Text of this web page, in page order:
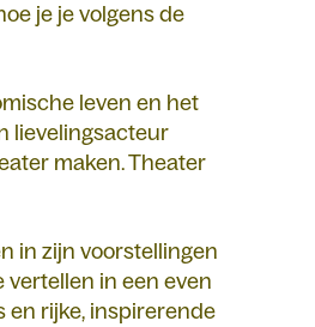
je je volgens de
leven en het
lievelingsacteur
maken. Theater
in zijn voorstellingen
vertellen in een even
en rijke, inspirerende